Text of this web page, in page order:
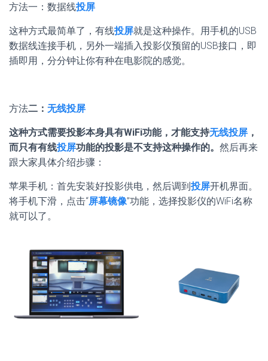
方法一：数据线投屏
这种方式最简单了，有线投屏就是这种操作。用手机的USB
数据线连接手机，另外一端插入投影仪预留的USB接口，即
插即用，分分钟让你有种在电影院的感觉。
方法二： 无线投屏
这种方式需要投影本身具有WiFi功能，才能支持无线投屏 ，
而只有有线投屏功能的投影是不支持这种操作的。 然后再来
跟大家具体介绍步骤：
苹果手机：首先安装好投影供电，然后调到投屏开机界面。
将手机下滑，点击“屏幕镜像”功能，选择投影仪的WiFi名称
就可以了。